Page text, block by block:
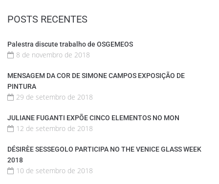
POSTS RECENTES
Palestra discute trabalho de OSGEMEOS
8 de novembro de 2018
MENSAGEM DA COR DE SIMONE CAMPOS EXPOSIÇÃO DE
PINTURA
29 de setembro de 2018
JULIANE FUGANTI EXPÕE CINCO ELEMENTOS NO MON
12 de setembro de 2018
DÉSIRÈE SESSEGOLO PARTICIPA NO THE VENICE GLASS WEEK
2018
10 de setembro de 2018